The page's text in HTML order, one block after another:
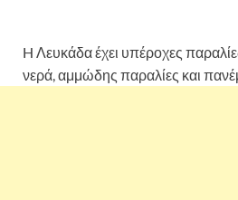
H Λευκάδα έχει υπέροχες
νερά, αμμώδης παραλίες και